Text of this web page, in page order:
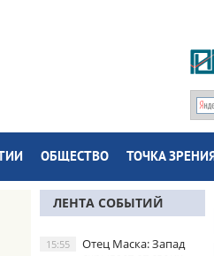
ОБЩЕСТВО ТОЧКА
ЛЕНТА СОБЫТИЙ
Отец Маска: Запад
15:55